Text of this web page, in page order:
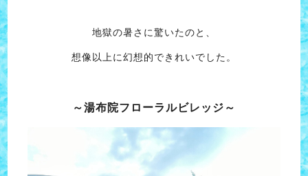
地獄の暑さに驚いたのと、
想像以上に幻想的できれいでした。
～湯布院フローラルビレッジ～